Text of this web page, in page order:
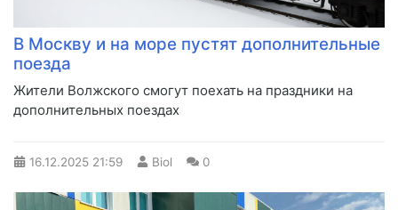
В Москву и на море пустят дополнительные
поезда
Жители Волжского смогут поехать на праздники на
дополнительных поездах
16.12.2025 21:59 Biol 0